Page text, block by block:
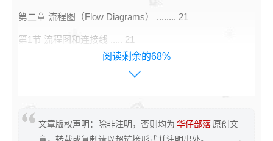
第二章 流程图（Flow Diagrams） ........ 21
第1节 流程图和连接线 ..... 21
第2节 自动生成流程图 ..... 25
第2节 翻转效果和鼠标移动事件 ...... 30
阅读剩余的68%
文章版权声明：除非注明，否则均为 华仔部落 原创文